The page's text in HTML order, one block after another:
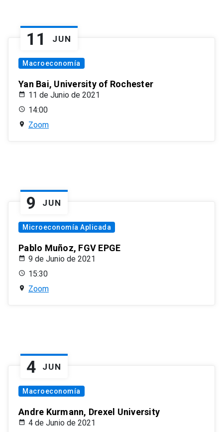
11 JUN
Macroeconomía
Yan Bai, University of Rochester
11 de Junio de 2021
14:00
Zoom
9 JUN
Microeconomía Aplicada
Pablo Muñoz, FGV EPGE
9 de Junio de 2021
15:30
Zoom
4 JUN
Macroeconomía
Andre Kurmann, Drexel University
4 de Junio de 2021